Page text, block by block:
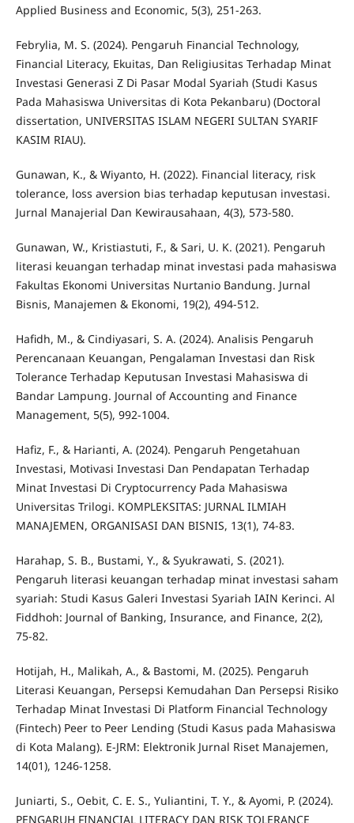
Applied Business and Economic, 5(3), 251-263.
Febrylia, M. S. (2024). Pengaruh Financial Technology,
Financial Literacy, Ekuitas, Dan Religiusitas Terhadap Minat
Investasi Generasi Z Di Pasar Modal Syariah (Studi Kasus
Pada Mahasiswa Universitas di Kota Pekanbaru) (Doctoral
dissertation, UNIVERSITAS ISLAM NEGERI SULTAN SYARIF
KASIM RIAU).
Gunawan, K., & Wiyanto, H. (2022). Financial literacy, risk
tolerance, loss aversion bias terhadap keputusan investasi.
Jurnal Manajerial Dan Kewirausahaan, 4(3), 573-580.
Gunawan, W., Kristiastuti, F., & Sari, U. K. (2021). Pengaruh
literasi keuangan terhadap minat investasi pada mahasiswa
Fakultas Ekonomi Universitas Nurtanio Bandung. Jurnal
Bisnis, Manajemen & Ekonomi, 19(2), 494-512.
Hafidh, M., & Cindiyasari, S. A. (2024). Analisis Pengaruh
Perencanaan Keuangan, Pengalaman Investasi dan Risk
Tolerance Terhadap Keputusan Investasi Mahasiswa di
Bandar Lampung. Journal of Accounting and Finance
Management, 5(5), 992-1004.
Hafiz, F., & Harianti, A. (2024). Pengaruh Pengetahuan
Investasi, Motivasi Investasi Dan Pendapatan Terhadap
Minat Investasi Di Cryptocurrency Pada Mahasiswa
Universitas Trilogi. KOMPLEKSITAS: JURNAL ILMIAH
MANAJEMEN, ORGANISASI DAN BISNIS, 13(1), 74-83.
Harahap, S. B., Bustami, Y., & Syukrawati, S. (2021).
Pengaruh literasi keuangan terhadap minat investasi saham
syariah: Studi Kasus Galeri Investasi Syariah IAIN Kerinci. Al
Fiddhoh: Journal of Banking, Insurance, and Finance, 2(2),
75-82.
Hotijah, H., Malikah, A., & Bastomi, M. (2025). Pengaruh
Literasi Keuangan, Persepsi Kemudahan Dan Persepsi Risiko
Terhadap Minat Investasi Di Platform Financial Technology
(Fintech) Peer to Peer Lending (Studi Kasus pada Mahasiswa
di Kota Malang). E-JRM: Elektronik Jurnal Riset Manajemen,
14(01), 1246-1258.
Juniarti, S., Oebit, C. E. S., Yuliantini, T. Y., & Ayomi, P. (2024).
PENGARUH FINANCIAL LITERACY DAN RISK TOLERANCE